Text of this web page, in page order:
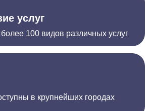
услуг
100 видов различных услуг
в крупнейших городах